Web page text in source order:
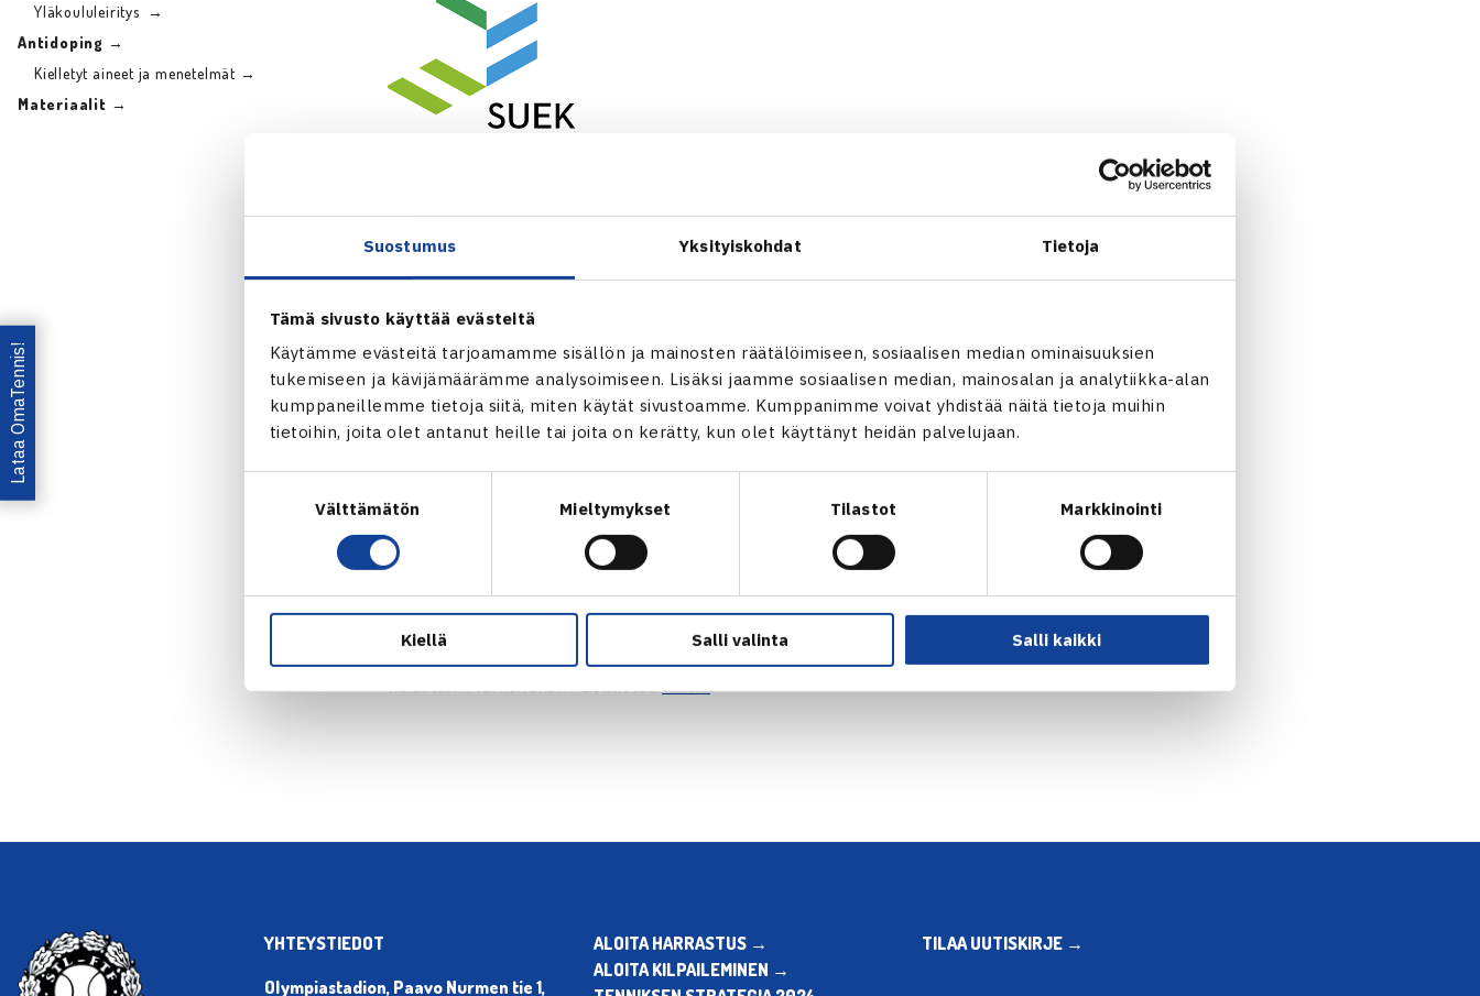
Suostumus Yksityiskohdat Tietoja
Tämä sivusto käyttää evästeitä
Käytämme evästeitä tarjoamamme sisällön ja mainosten räätälöimiseen, sosiaalisen median ominaisuuksien
tukemiseen ja kävijämäärämme analysoimiseen. Lisäksi jaamme sosiaalisen median, mainosalan ja analytiikka-alan
kumppaneillemme tietoja siitä, miten käytät sivustoamme. Kumppanimme voivat yhdistää näitä tietoja muihin
tietoihin, joita olet antanut heille tai joita on kerätty, kun olet käyttänyt heidän palvelujaan.
Välttämätön Mieltymykset Tilastot Markkinointi
Kiellä Salli valinta Salli kaikki
Yläkoululeiritys →
Antidoping →
Kielletyt aineet ja menetelmät →
Materiaalit →
Puhtaasti paras on verkkokoulutus, jonka avulla urheilijat ja heidän tukihenkilönsä voivat oppia ja
Uuden maailman anti-doping säännöstön tullessa voimaan vuoden 2021 alusta, tulee kaikkien
maajoukkue- ja kartoitustoimintaan osallistuvien pelaajien ja valmentajien tehdä SUEKin uusi Puhtaasti
paras -verkkokoulutus ennen vuoden ensimmäistä maajoukkue edustusta tai -tilaisuutta. Puhtaasti
Paras -verkkokoulutus suoritetaan osoitteessa www.puhtaastiparas.fi
Alle 12-vuotiaiden osalta on varmasti järkevintä, että valittu pelaaja suorittaa koulutuksen esimerkiksi
yhdessä vanhemman tai henkilökohtaisen valmentajan kanssa.
Olettehan pikaisesti yhteydessä roope.kailaheimo(at)tennis.fi, mikäli urheilijan sairauden hoito
(esimerkiksi astma) vaatii jonkin urheilussa kielletyn lääkeaineen tai menetelmän käyttöä. Hoidolle
Lataa OmaTennis!
YHTEYSTIEDOT
Olympiastadion, Paavo Nurmen tie 1,
ALOITA HARRASTUS →
ALOITA KILPAILEMINEN →
TILAA UUTISKIRJE →